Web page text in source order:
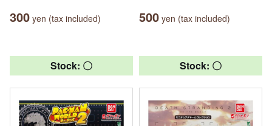
300 yen (tax included) 500 yen (tax included)
Stock: 〇 Stock: 〇